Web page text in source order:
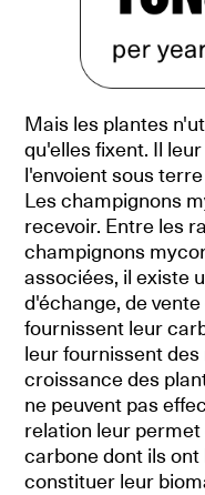
Mais les plantes
qu'elles fixent. Il
l'envoient sous
Les champignons
recevoir. Entre les
champignons
associées, il existe
d'échange, de
fournissent leur
leur fournissent
croissance des
ne peuvent pas
relation leur
carbone dont ils
constituer leur